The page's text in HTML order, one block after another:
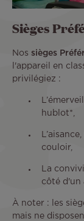
Sièges
Nos sièges
l'appareil en
privilégiez :
hublot*,
couloir,
La
côté d'un
À noter : les
mais ne